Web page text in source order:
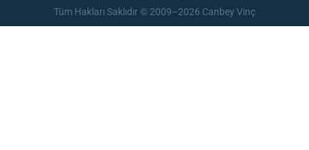
Tüm Hakları Saklıdır © 2009–2026 Canbey Vinç